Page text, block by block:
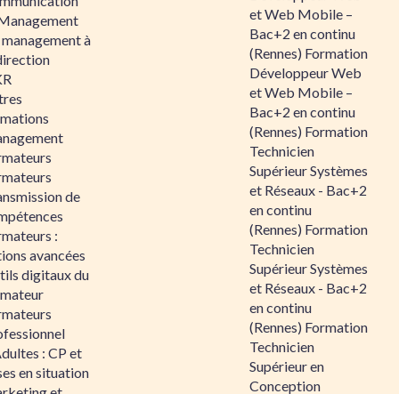
à
de
:
avancées
digitaux du
: CP et
en situation
et Web Mobile –
Bac+2 en continu
(Rennes) Formation
Développeur Web
et Web Mobile –
Bac+2 en continu
(Rennes) Formation
Technicien
Supérieur Systèmes
et Réseaux - Bac+2
en continu
(Rennes) Formation
Technicien
Supérieur Systèmes
et Réseaux - Bac+2
en continu
(Rennes) Formation
Technicien
Supérieur en
Conception